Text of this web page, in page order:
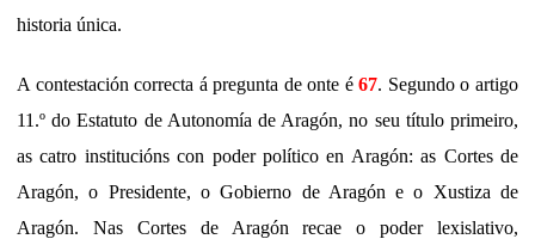
historia única.
A contestación correcta á pregunta de onte é67. Segundo o artigo
11.º do Estatuto de Autonomía de Aragón, no seu título primeiro,
as catro institucións con poder político en Aragón: as Cortes de
Aragón, o Presidente, o Gobierno de Aragón e o Xustiza de
Aragón. Nas Cortes de Aragón recae o poder lexislativo,